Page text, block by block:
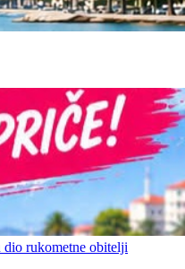
dio rukometne obitelji